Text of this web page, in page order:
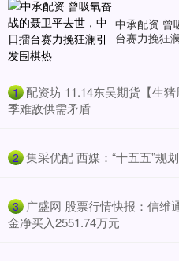
中承配资 曾
台赛力挽狂
1 配资坊 11.14东吴期货【生
季难敌供需矛盾
2 集采优配 西媒：“十五五”规
3 广盛网 股票行情快报：信维
金净买入2551.74万元